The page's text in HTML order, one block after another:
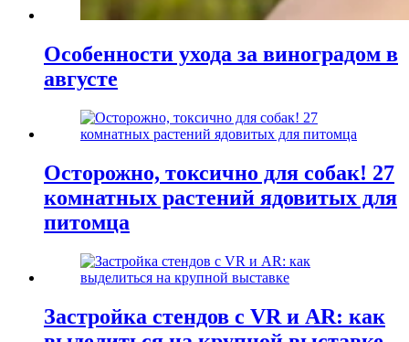
Особенности ухода за виноградом в
августе
Осторожно, токсично для собак! 27
комнатных растений ядовитых для
питомца
Застройка стендов с VR и AR: как